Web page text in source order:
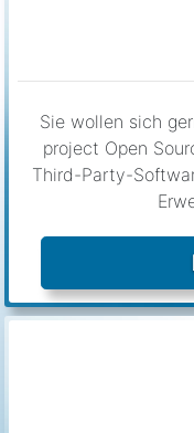
Sie wollen sich
project Open
Third-Party-